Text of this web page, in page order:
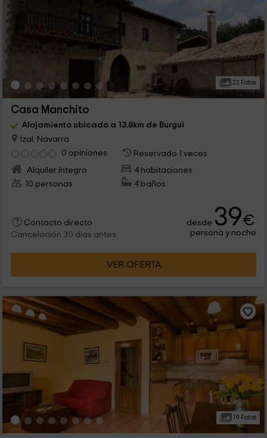
22 Fotos
Casa Manchito
Alojamiento ubicado a 13.8km de Burgui
Izal, Navarra
0 opiniones
Reservado 1 veces
Alquiler íntegro
4 habitaciones
10 personas
4 baños
Contacto directo
Cancelación 30 días antes
desde 39€
persona y noche
VER OFERTA
19 Fotos